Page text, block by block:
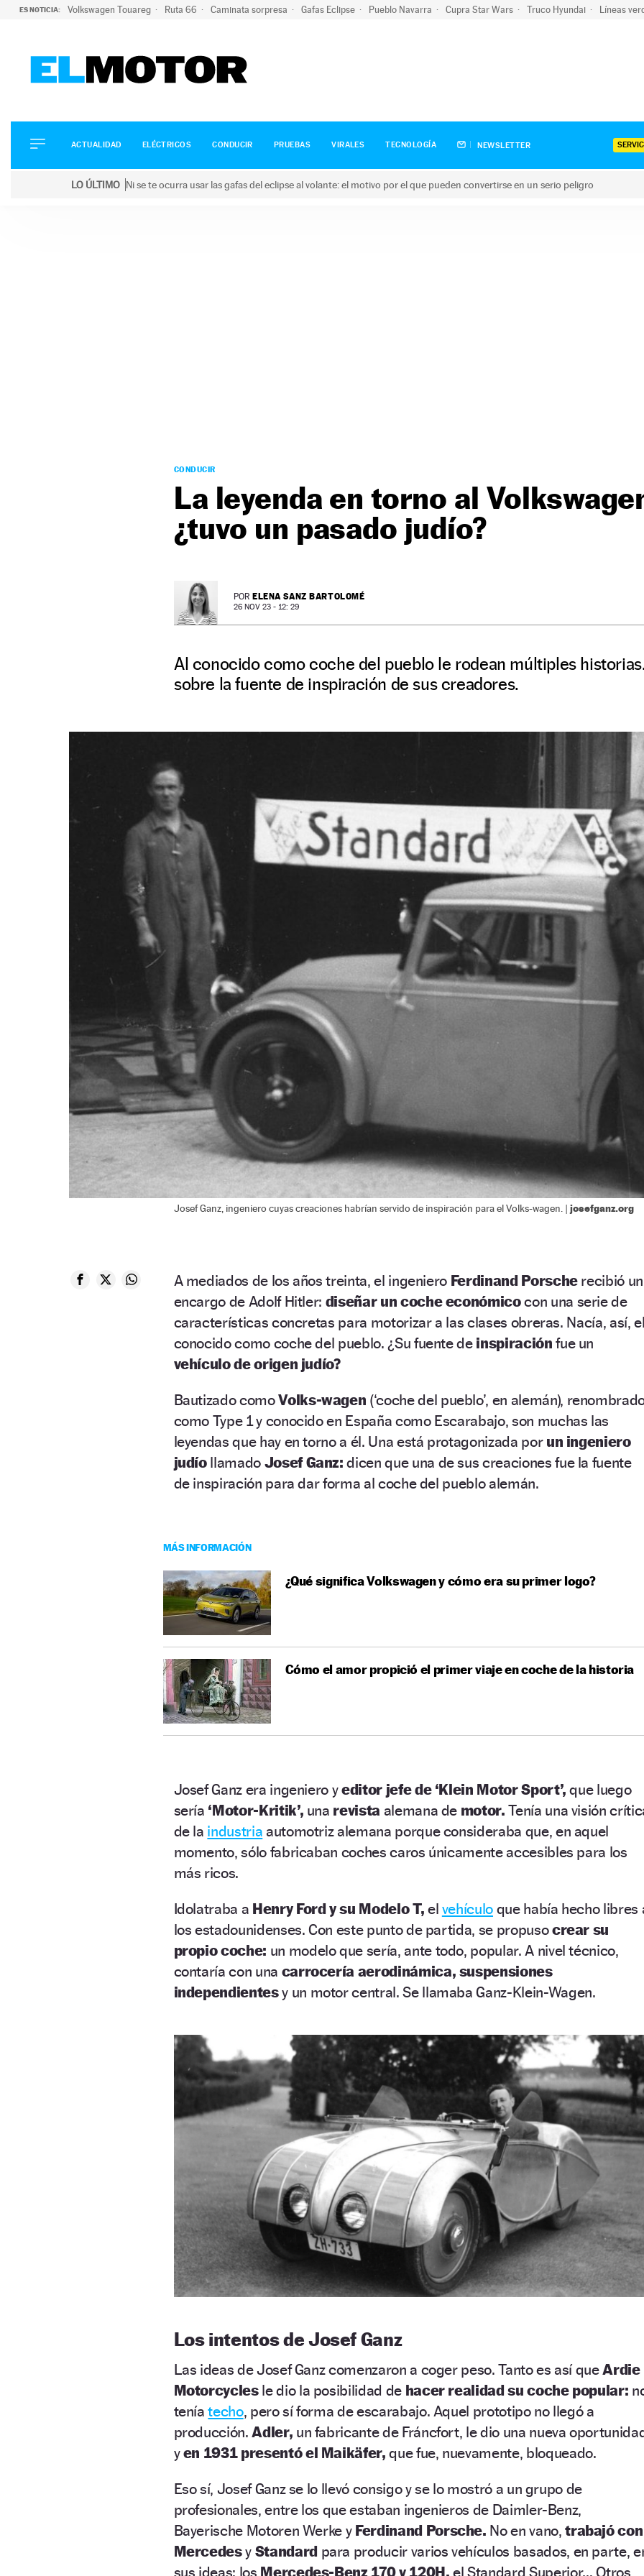
ES NOTICIA: Volkswagen Touareg Ruta 66 Caminata sorpresa Gafas Eclipse Pueblo Navarra Cupra Star Wars Truco Hyundai Líneas
ELÉCTRICOS
CONDUCIR
ACTUALIDAD ELÉCTRICOS CONDUCIR PRUEBAS VIRALES TECNOLOGÍA NEWSLETTER
LO ÚLTIMO Ni se te ocurra usar las gafas del eclipse al volante: el motivo por el que pueden convertirse en un serio peligro
CONDUCIR
La leyenda en torno al
¿tuvo un pasado judío?
POR ELENA SANZ BARTOLOMÉ
26 NOV 23 - 12: 29
Al conocido como coche del pueblo le rodean múltiples
sobre la fuente de inspiración de sus creadores.
Josef Ganz, ingeniero cuyas creaciones habrían servido de inspiración para el Volks-wagen. | josefganz.org
A mediados de los años treinta, el ingeniero Ferdinand Porscherecibió un
encargo de Adolf Hitler: diseñar un coche económicocon una serie de
características concretas para motorizar a las clases obreras. Nacía, así,
conocido como coche del pueblo. ¿Su fuente de inspiraciónfue un
vehículo de origen judío?
Bautizado comoVolks-wagen (‘coche del pueblo’, en alemán),
como Type 1 y conocido en España como Escarabajo, son muchas las
leyendas que hay en torno a él. Una está protagonizada por un ingeniero
judío llamado Josef Ganz: dicen que una de sus creaciones fue la fuente
de inspiración para dar forma al coche del pueblo alemán.
MÁS INFORMACIÓN
¿Qué significa Volkswagen y cómo era su primer logo?
Cómo el amor propició el primer viaje en coche de la historia
Josef Ganz era ingeniero yeditor jefe de ‘Klein Motor Sport’,que luego
sería ‘Motor-Kritik’, una revista alemana de motor.Tenía una visión
de la industria automotriz alemana porque consideraba que, en aquel
momento, sólo fabricaban coches caros únicamente accesibles para los
más ricos.
Idolatraba a Henry Ford y su Modelo T, el vehículo que había hecho libres
los estadounidenses. Con este punto de partida, se propusocrear su
propio coche: un modelo que sería, ante todo, popular. A nivel técnico,
contaría con una carrocería aerodinámica, suspensiones
independientesy un motor central. Se llamaba Ganz-Klein-Wagen.
Los intentos de Josef Ganz
Las ideas de Josef Ganz comenzaron a coger peso. Tanto es así queArdie
Motorcycles le dio la posibilidad de hacer realidad su coche popular:
teníatecho, pero sí forma de escarabajo. Aquel prototipo no llegó a
producción.Adler, un fabricante de Fráncfort, le dio una nueva
yen 1931 presentó el Maikäfer, que fue, nuevamente, bloqueado.
Eso sí, Josef Ganz se lo llevó consigo y se lo mostró a un grupo de
profesionales, entre los que estaban ingenieros de Daimler-Benz,
Bayerische Motoren Werke y Ferdinand Porsche. No en vano,trabajó con
Mercedesy Standard para producir varios vehículos basados, en parte,
sus ideas: los Mercedes-Benz 170 y 120H,el Standard Superior… Otros,